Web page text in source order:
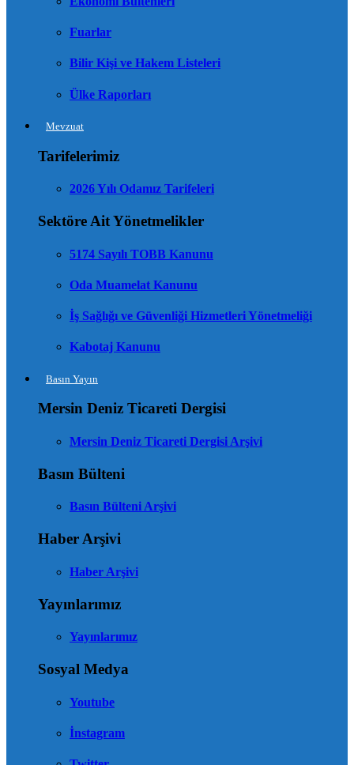
Fuarlar
Bilir Kişi ve Hakem Listeleri
Ülke Raporları
Mevzuat
Tarifelerimiz
2026 Yılı Odamız Tarifeleri
Sektöre Ait Yönetmelikler
5174 Sayılı TOBB Kanunu
Oda Muamelat Kanunu
İş Sağlığı ve Güvenliği Hizmetleri Yönetmeliği
Kabotaj Kanunu
Basın Yayın
Mersin Deniz Ticareti Dergisi
Mersin Deniz Ticareti Dergisi Arşivi
Basın Bülteni
Basın Bülteni Arşivi
Haber Arşivi
Haber Arşivi
Yayınlarımız
Yayınlarımız
Sosyal Medya
Youtube
İnstagram